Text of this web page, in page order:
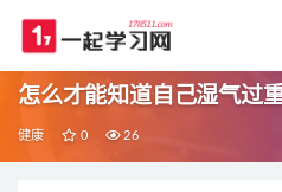
怎么才能知道自己湿气过
健康 0 26